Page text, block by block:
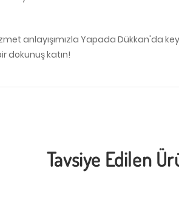
anlayışımızla Yapada Dükkan'da
dokunuş katın!
Tavsiye Edilen